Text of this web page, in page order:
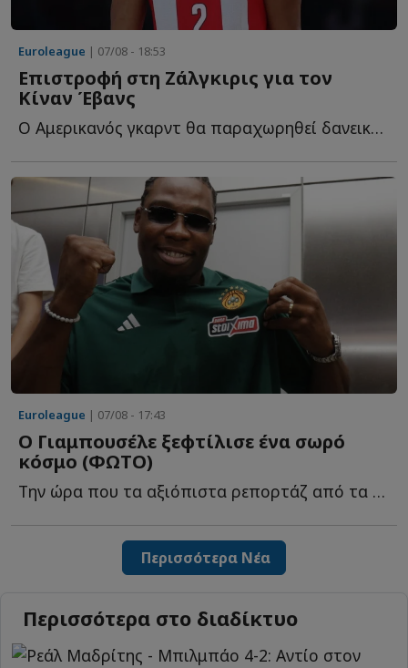
Euroleague | 07/08 - 18:53
Επιστροφή στη Ζάλγκιρις για τον
Κίναν Έβανς
Ο Αμερικανός γκαρντ θα παραχωρηθεί δανεικός στους Λ...
Euroleague | 07/08 - 17:43
Ο Γιαμπουσέλε ξεφτίλισε ένα σωρό
κόσμο (ΦΩΤΟ)
Την ώρα που τα αξιόπιστα ρεπορτάζ από τα εργομετρικ�...
Περισσότερα Νέα
Περισσότερα στο διαδίκτυο